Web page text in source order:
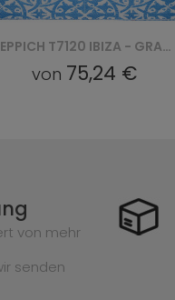
TEPPICH T7120 IBIZA - GRANATOWY
von 75,24 €
von mehr
senden